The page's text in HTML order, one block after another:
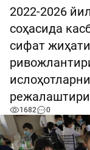
2022-2026
соҳасида
сифат
1682 0